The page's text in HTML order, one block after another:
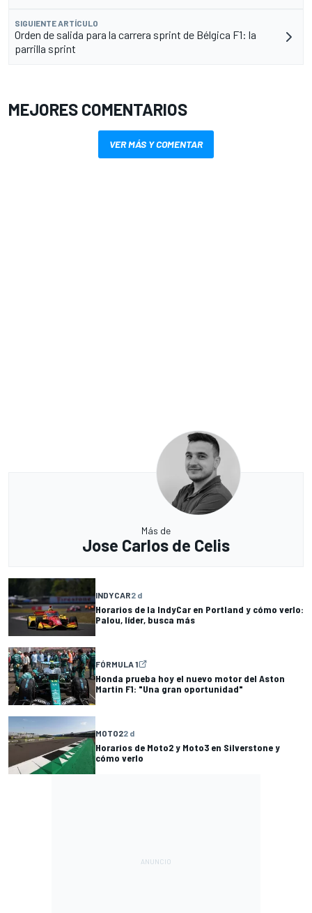
SIGUIENTE ARTÍCULO
Orden de salida para la carrera sprint de Bélgica F1: la
parrilla sprint
MEJORES COMENTARIOS
VER MÁS Y COMENTAR
Más de
Jose Carlos de Celis
INDYCAR2 d
Horarios de la IndyCar en Portland y cómo verlo:
Palou, líder, busca más
FÓRMULA 1
Honda prueba hoy el nuevo motor del Aston
Martin F1: "Una gran oportunidad"
MOTO22 d
Horarios de Moto2 y Moto3 en Silverstone y
cómo verlo